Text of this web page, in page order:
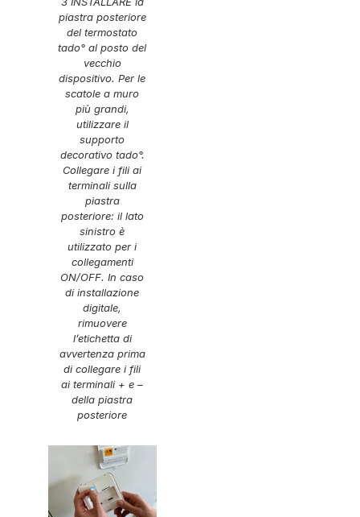
piastra posteriore
del termostato
tado° al posto del
vecchio
dispositivo. Per le
scatole a muro
più grandi,
utilizzare il
supporto
decorativo tado°.
Collegare i fili ai
terminali sulla
piastra
posteriore: il lato
sinistro è
utilizzato per i
collegamenti
ON/OFF. In caso
di installazione
digitale,
rimuovere
l’etichetta di
avvertenza prima
di collegare i fili
ai terminali + e –
della piastra
posteriore